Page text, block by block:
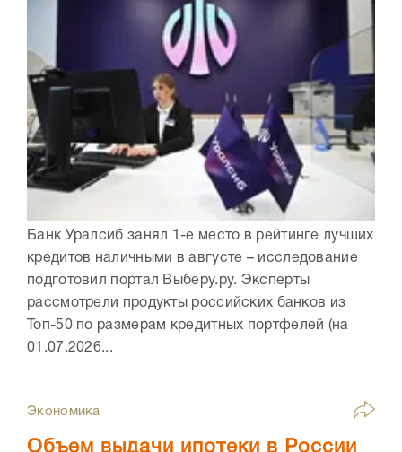
Банк Уралсиб занял 1-е место в рейтинге лучших
кредитов наличными в августе – исследование
подготовил портал Выберу.ру. Эксперты
рассмотрели продукты российских банков из
Топ-50 по размерам кредитных портфелей (на
01.07.2026...
Экономика
Объем выдачи ипотеки в России